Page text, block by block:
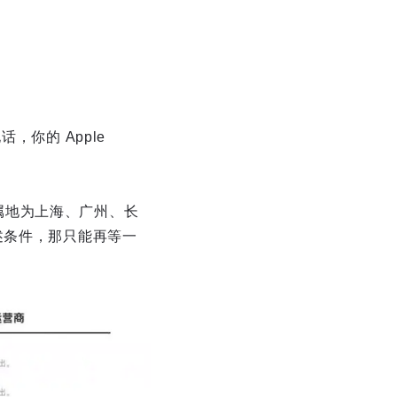
，你的 Apple
为上海、广州、长
件，那只能再等一